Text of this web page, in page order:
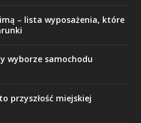
– lista wyposażenia, które
wyborze samochodu
przyszłość miejskiej